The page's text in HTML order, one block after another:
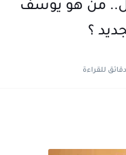
من هو يوسف
؟